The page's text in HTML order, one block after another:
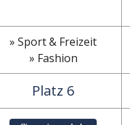
» Sport & Freizeit
» Fashion
Platz 6